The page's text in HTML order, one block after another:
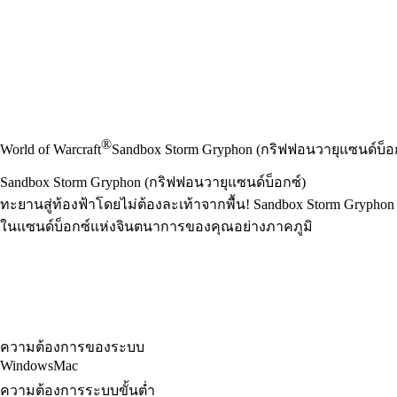
World of Warcraft®Sandbox Storm Gryphon (กริฟฟอนวายุแซนด์บ็
Sandbox Storm Gryphon (กริฟฟอนวายุแซนด์บ็อกซ์)
ทะยานสู่ท้องฟ้าโดยไม่ต้องละเท้าจากพื้น! Sandbox Storm
ในแซนด์บ็อกซ์แห่งจินตนาการของคุณอย่างภาคภูมิ
ความต้องการของระบบ
WindowsMac
ความต้องการระบบขั้นต่ำ